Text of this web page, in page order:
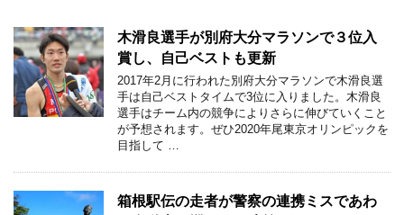
木滑良選手が別府大分マラソンで３位入
賞し、自己ベストも更新
2017年2月に行われた別府大分マラソンで木滑良選
手は自己ベストタイムで3位に入りました。木滑良
選手はチーム内の競争によりさらに伸びていくこと
が予想されます。ぜひ2020年尾東京オリンピックを
目指して …
箱根駅伝の走者が警察の連携ミスであわ